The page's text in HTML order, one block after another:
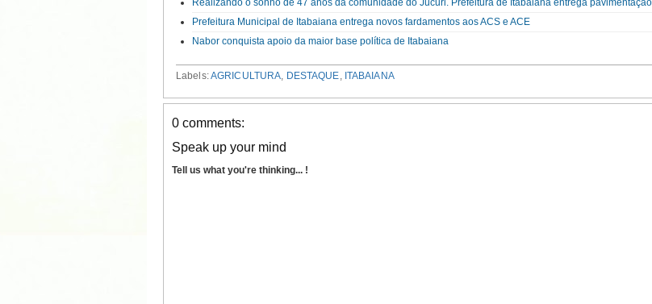
Prefeitura Municipal de Itabaiana entrega novos fardamentos aos ACS e ACE
Nabor conquista apoio da maior base política de Itabaiana
Labels:AGRICULTURA DESTAQUE ITABAIANA
0 comments:
Speak up your mind
Tell us what you're thinking... !